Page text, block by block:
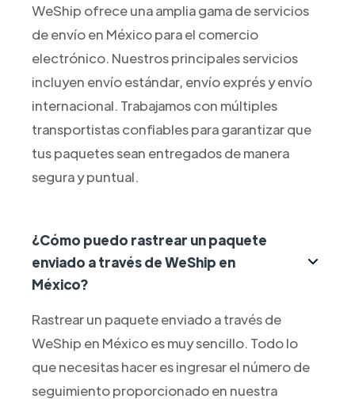
WeShip ofrece una amplia gama de servicios
de envío en México para el comercio
electrónico. Nuestros principales servicios
incluyen envío estándar, envío exprés y envío
internacional. Trabajamos con múltiples
transportistas confiables para garantizar que
tus paquetes sean entregados de manera
segura y puntual.
¿Cómo puedo rastrear un paquete
enviado a través de WeShip en
México?
Rastrear un paquete enviado a través de
WeShip en México es muy sencillo. Todo lo
que necesitas hacer es ingresar el número de
seguimiento proporcionado en nuestra